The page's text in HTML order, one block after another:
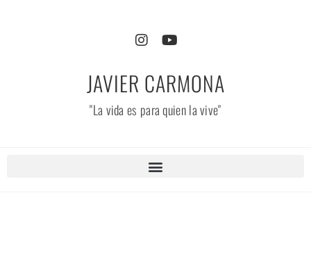
JAVIER CARMONA
"La vida es para quien la vive"